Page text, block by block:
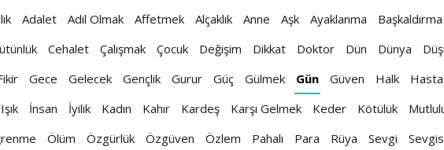
Adalet Adil Olmak Affetmek Alçaklık Anne Aşk Ayaklanma Başkaldırma
Cehalet Çalışmak Çocuk Değişim Dikkat Doktor Dün Dünya
Gece Gelecek Gençlik Gurur Güç Gülmek Gün Güven Halk Hasta
Işık İnsan İyilik Kadın Kahır Kardeş Karşı Gelmek Keder Kötülük
Ölüm Özgürlük Özgüven Özlem Pahalı Para Rüya Sevgi